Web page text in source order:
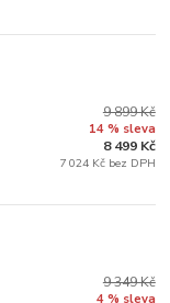
9 899 Kč
14 % sleva
8 499 Kč
7 024 Kč bez DPH
9 349 Kč
4 % sleva